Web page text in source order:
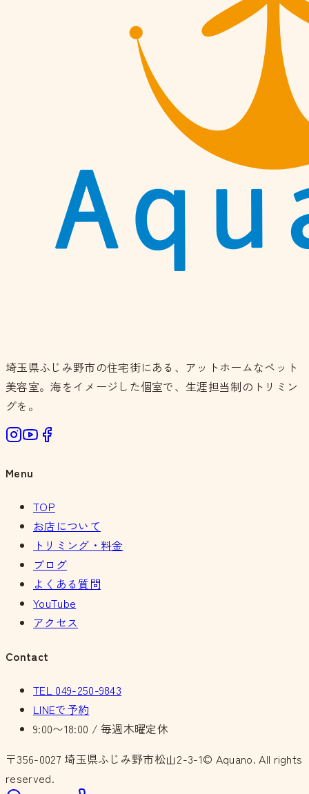
埼玉県ふじみ野市の住宅街にある、アットホームなペット
美容室。海をイメージした個室で、生涯担当制のトリミン
グを。
Menu
TOP
お店について
トリミング・料金
ブログ
よくある質問
YouTube
アクセス
Contact
TEL 049-250-9843
LINEで予約
9:00〜18:00 / 毎週木曜定休
〒356-0027 埼玉県ふじみ野市松山2-3-1© Aquano. All rights
reserved.